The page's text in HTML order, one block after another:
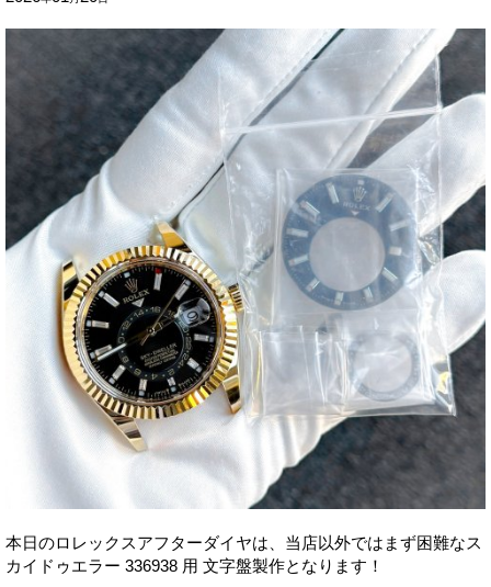
本日のロレックスアフターダイヤは、当店以外ではまず困難なス
カイドゥエラー 336938 用 文字盤製作となります！